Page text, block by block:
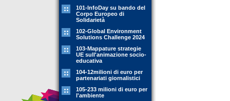
101-InfoDay su bando del
Corpo Europeo di
Solidarietà
102-Global Environment
Solutions Challenge 2024
103-Mappature strategie
UE sull'animazione socio-
educativa
104-12milioni di euro per
partenariati giornalistici
105-233 milioni di euro per
l'ambiente